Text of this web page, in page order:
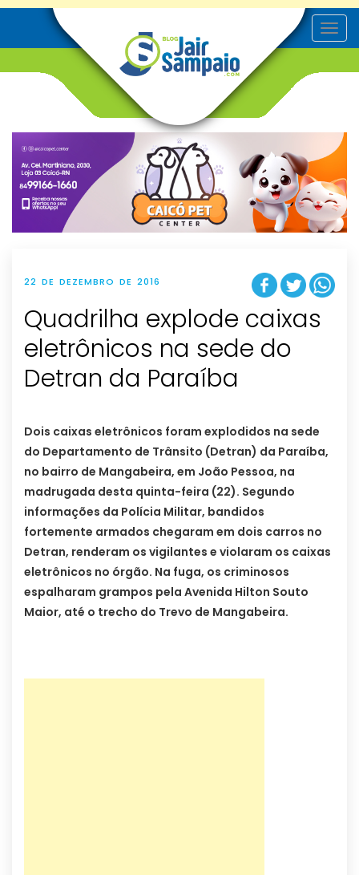
T
o
v
g
t
i
o
n
22 DE DEZEMBRO DE 2016
Quadrilha explode caixas
eletrônicos na sede do
Detran da Paraíba
Dois caixas eletrônicos foram explodidos na sede
do Departamento de Trânsito (Detran) da Paraíba,
no bairro de Mangabeira, em João Pessoa, na
madrugada desta quinta-feira (22). Segundo
informações da Polícia Militar, bandidos
fortemente armados chegaram em dois carros no
Detran, renderam os vigilantes e violaram os caixas
eletrônicos no órgão. Na fuga, os criminosos
espalharam grampos pela Avenida Hilton Souto
Maior, até o trecho do Trevo de Mangabeira.